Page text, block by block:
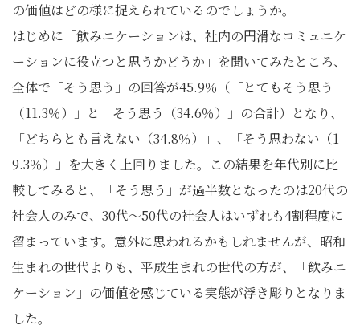
の価値はどの様に捉えられているのでしょうか。
はじめに「飲みニケーションは、社内の円滑なコミュニケ
ーションに役立つと思うかどうか」を聞いてみたところ、
全体で「そう思う」の回答が45.9％（「とてもそう思う
（11.3％）」と「そう思う（34.6％）」の合計）となり、
「どちらとも言えない（34.8％）」、「そう思わない（1
9.3％）」を大きく上回りました。この結果を年代別に比
較してみると、「そう思う」が過半数となったのは20代の
社会人のみで、30代～50代の社会人はいずれも4割程度に
留まっています。意外に思われるかもしれませんが、昭和
生まれの世代よりも、平成生まれの世代の方が、「飲みニ
ケーション」の価値を感じている実態が浮き彫りとなりま
した。